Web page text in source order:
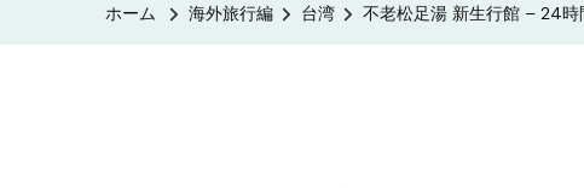
ホーム 海外旅行編 台湾 不老松足湯 新生行館 – 24